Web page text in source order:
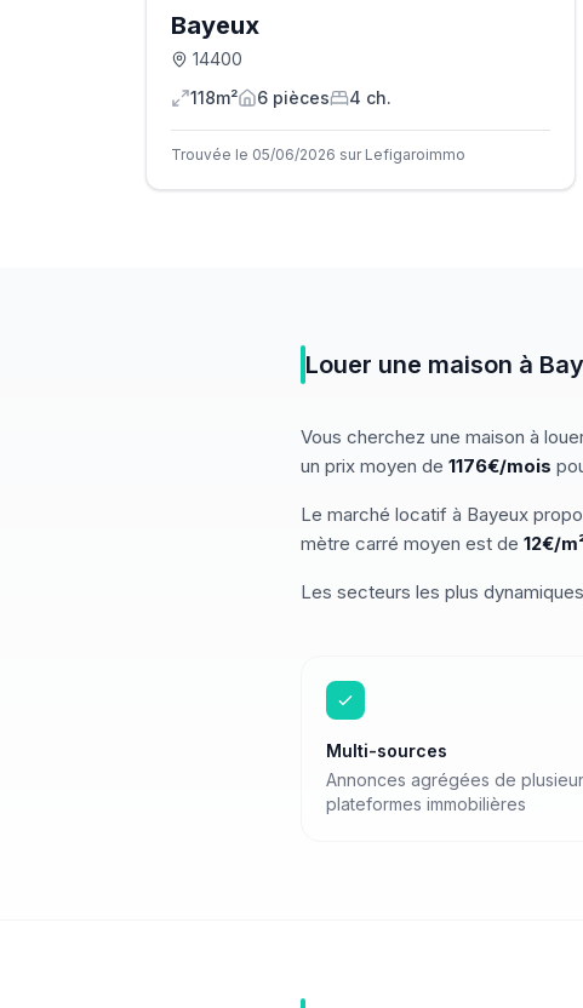
Bayeux
14400
118m²
6 pièces 4 ch.
Trouvée le 05/06/2026 sur Lefigaroimmo
Louer une maison à
Vous cherchez une maison à
un prix moyen de 1176€/mois
Le marché locatif à Bayeux
mètre carré moyen est de 12€/
Les secteurs les plus
Multi-sources
Annonces agrégées de
plateformes immobilières